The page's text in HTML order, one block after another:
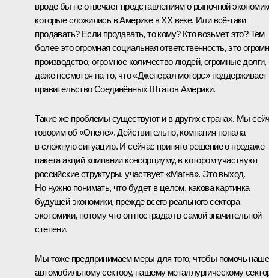
вроде бы не отвечает представлениям о рыночной
которые сложились в Америке в ХХ веке. Или всё‑таки
продавать? Если продавать, то кому? Кто возьмет это? Тем
более это огромная социальная ответственность, это
производство, огромное количество людей, огромные долги,
даже несмотря на то, что «Дженерал моторс» поддерживает
правительство Соединённых Штатов Америки.
Такие же проблемы существуют и в других странах. Мы
говорим об «Опеле». Действительно, компания попала
в сложную ситуацию. И сейчас принято решение о продаже
пакета акций компании консорциуму, в котором участвуют
российские структуры, участвует «Магна». Это выход.
Но нужно понимать, что будет в целом, какова картинка
будущей экономики, прежде всего реального сектора
экономики, потому что он пострадал в самой значительной
степени.
Мы тоже предпринимаем меры для того, чтобы помочь
автомобильному сектору, нашему металлургическому